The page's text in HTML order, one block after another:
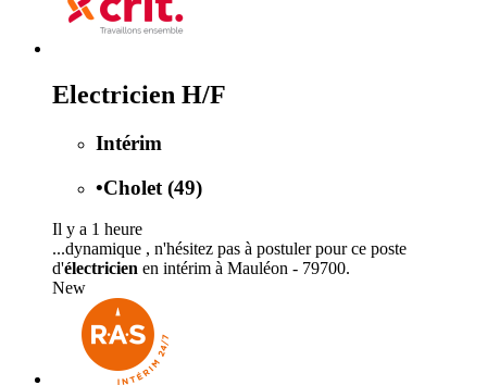
Electricien H/F
Intérim
•Cholet (49)
Il y a 1 heure
...dynamique , n'hésitez pas à postuler pour ce poste
d'électricien en intérim à Mauléon - 79700.
New